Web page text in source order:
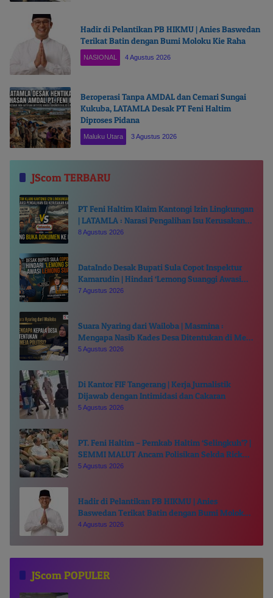
Hadir di Pelantikan PB HIKMU | Anies Baswedan
Terikat Batin dengan Bumi Moloku Kie Raha
NASIONAL 4 Agustus 2026
Beroperasi Tanpa AMDAL dan Cemari Sungai
Kukuba, LATAMLA Desak PT Feni Haltim
Diproses Pidana
Maluku Utara 3 Agustus 2026
JScom TERBARU
PT Feni Haltim Klaim Kantongi Izin Lingkungan
| LATAMLA : Narasi Pengalihan Isu Kerusakan
Kali Kukuba, Tantang Buka Dokumen ke Publik
8 Agustus 2026
DataIndo Desak Bupati Sula Copot Inspektur
Kamarudin | Hindari ‘Lemong Suanggi Awasi
Lemong Suanggi’
7 Agustus 2026
Suara Nyaring dari Wailoba | Masmina :
Mengapa Nasib Kades Desa Ditentukan di Meja
Politisi?
5 Agustus 2026
Di Kantor FIF Tangerang | Kerja Jurnalistik
Dijawab dengan Intimidasi dan Cakaran
5 Agustus 2026
PT. Feni Haltim – Pemkab Haltim ‘Selingkuh’? |
SEMMI MALUT Ancam Polisikan Sekda Ricky
Chairul Richfat
5 Agustus 2026
Hadir di Pelantikan PB HIKMU | Anies
Baswedan Terikat Batin dengan Bumi Moloku
Kie Raha
4 Agustus 2026
JScom POPULER